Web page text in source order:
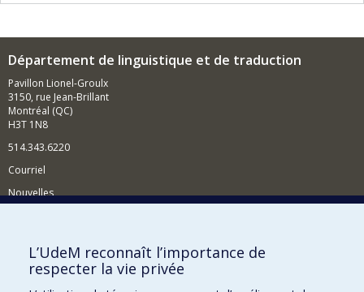
Département de linguistique et de traduction
Pavillon Lionel-Groulx
3150, rue Jean-Brillant
Montréal (QC)
H3T 1N8
514.343.6220
Courriel
Nouvelles
Comment soutenir le Département?
BESOIN D'AIDE?
L’UdeM reconnaît l’importance de
respecter la vie privée